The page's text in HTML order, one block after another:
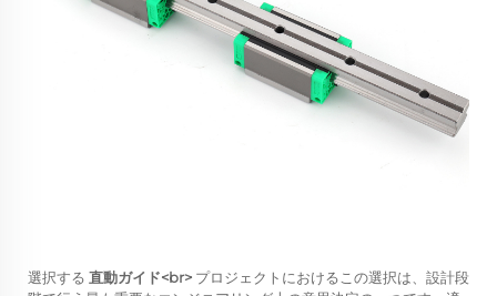
選択する 直動ガイド<br> プロジェクトにおけるこの選択は、設計段